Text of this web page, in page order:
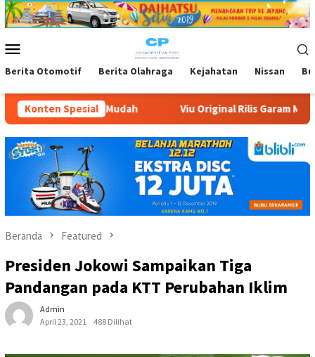
Loncat
ke
Mobile
Berita Otomotif Berita Olahraga Kejahatan Nissan
Konten Spesial
Viu Original Rilis Garam Muda, Komedi Romantis Kisah
Beranda Featured
Presiden Jokowi Sampaikan Tiga
Pandangan pada KTT Perubahan Iklim
Admin
April 23, 2021
488 Dilihat